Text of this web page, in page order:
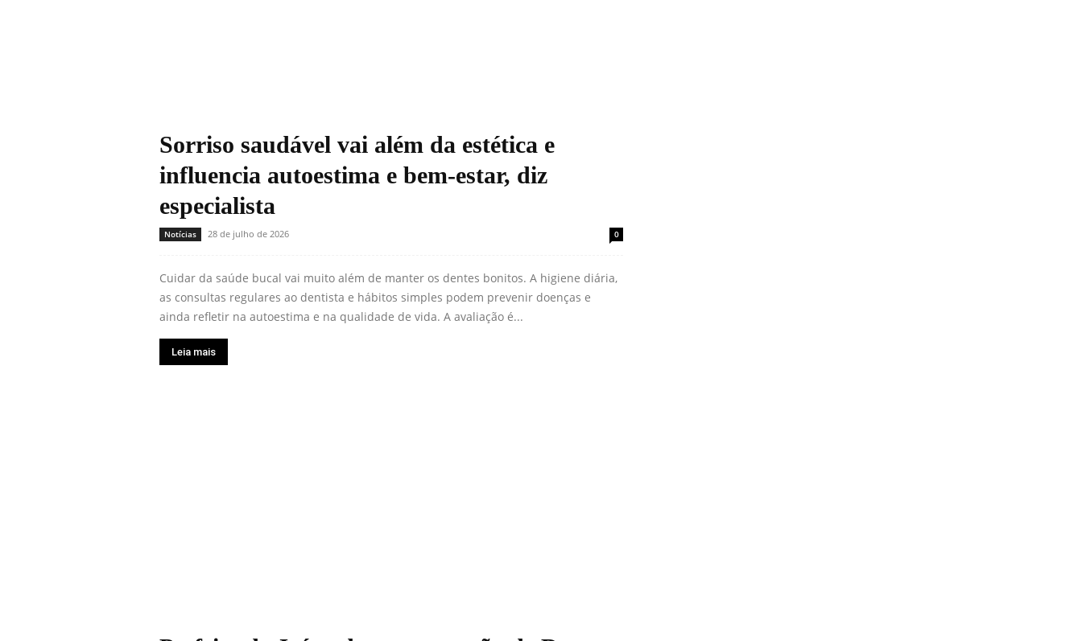
Sorriso saudável vai além da estética e
influencia autoestima e bem-estar, diz
especialista
Notícias 28 de julho de 2026 0
Cuidar da saúde bucal vai muito além de manter os dentes bonitos. A higiene diária,
as consultas regulares ao dentista e hábitos simples podem prevenir doenças e
ainda refletir na autoestima e na qualidade de vida. A avaliação é...
Leia mais